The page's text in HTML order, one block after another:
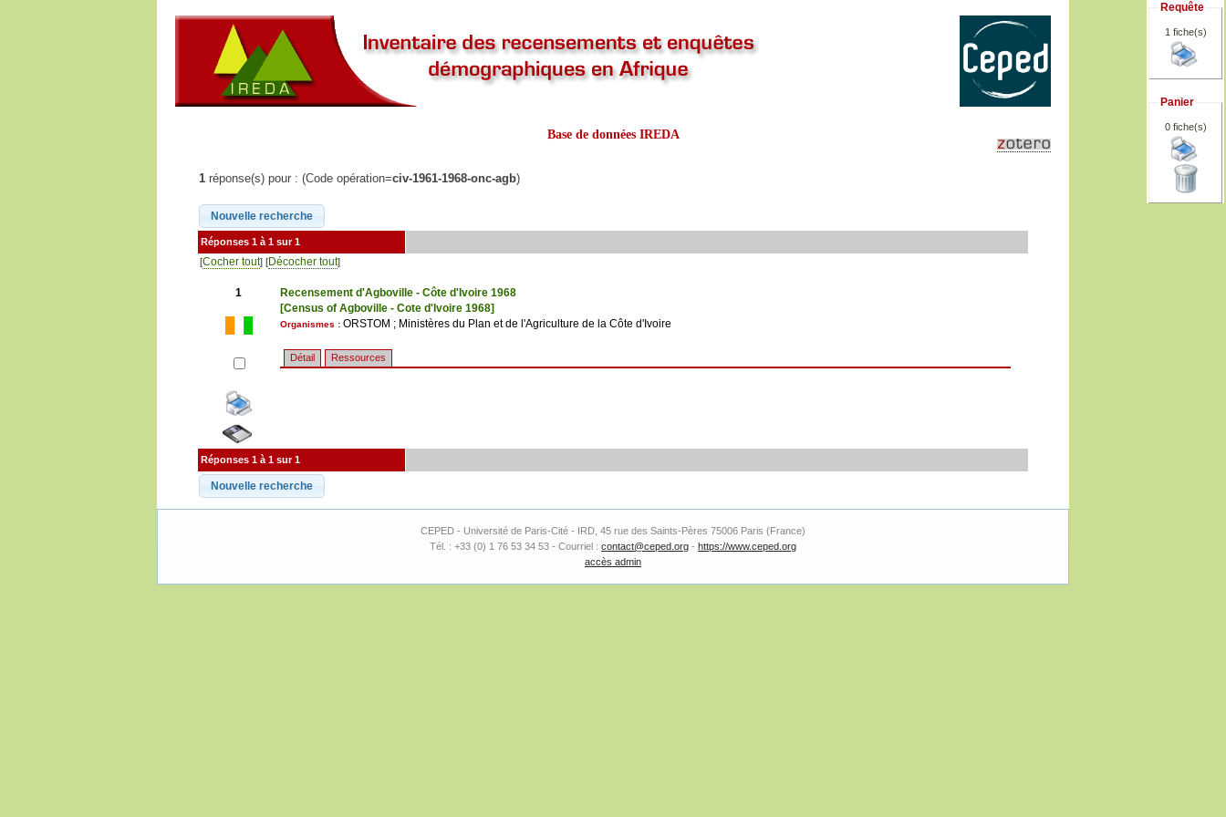
Base de données IREDA
Requête
1 fiche(s)
Panier
0fiche(s)
1 réponse(s) pour : (Code opération=civ-1961-1968-onc-agb)
Réponses 1 à 1 sur 1
[Cocher tout] [Décocher tout]
1
Recensement d'Agboville - Côte d'Ivoire 1968
[Census of Agboville - Cote d'Ivoire 1968]
Organismes : ORSTOM ; Ministères du Plan et de l'Agriculture de la Côte d'Ivoire
Détail Ressources
Réponses 1 à 1 sur 1
CEPED - Université de Paris-Cité - IRD, 45 rue des Saints-Pères 75006 Paris (France)
Tél. : +33 (0) 1 76 53 34 53 - Courriel : contact@ceped.org - https://www.ceped.org
accès admin